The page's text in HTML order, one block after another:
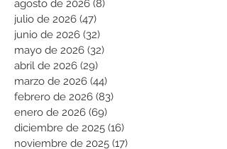
agosto de 2026 (8)
julio de 2026 (47)
junio de 2026 (32)
mayo de 2026 (32)
abril de 2026 (29)
marzo de 2026 (44)
febrero de 2026 (83)
enero de 2026 (69)
diciembre de 2025 (16)
noviembre de 2025 (17)